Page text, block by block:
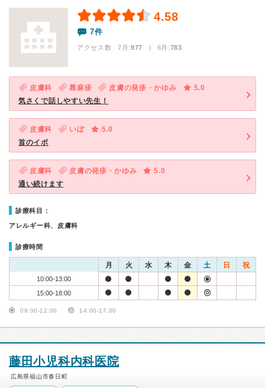
4.58
7件
アクセス数 7月:977 | 6月:783
皮膚科 蕁麻疹 皮膚の発疹・かゆみ
5.0
気さくで話しやすい先生！
皮膚科 いぼ
5.0
首のイボ
皮膚科 皮膚の発疹・かゆみ
5.0
通い続けます
診療科目：
アレルギー科、皮膚科
診療時間
月 火 水 木 金 土 日 祝
10:00-13:00
15:00-18:00
09:00-12:00 14:00-17:00
藤田小児科内科医院
広島県福山市春日町